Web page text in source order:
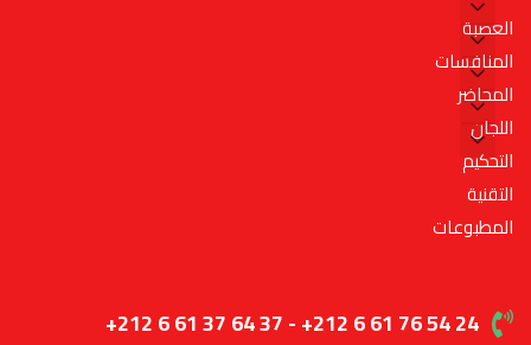
العصبة
المنافسات
المحاضر
اللجان
التحكيم
التقنية
المطبوعات
+212 6 61 37 64 37 - +212 6 61 76 54 24